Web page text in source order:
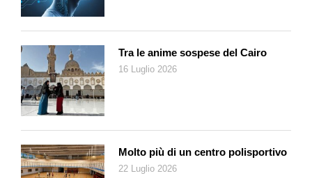
vedono in campo come volontario, quindi a titolo gratuito. «Ho
mettere a disposizione degli altri le mie conoscenze. Io ho
avuto la fortuna di poter approfondire i temi che
m’interessavano. Grazie a ciò ho imparato a destreggiarmi in
un mondo che sì, è vero, va veloce assai, ma che ho imparato
a cavalcare. Se l’ho fatto io che sto su una sedia a rotelle, lo
Sì, mi pare e il metodo adottato – quello dell’interscambio di
esperienze e conoscenze – è particolarmente efficace ed
Tra le anime sospese del Cairo
16 Luglio 2026
Molto più di un centro polisportivo
22 Luglio 2026